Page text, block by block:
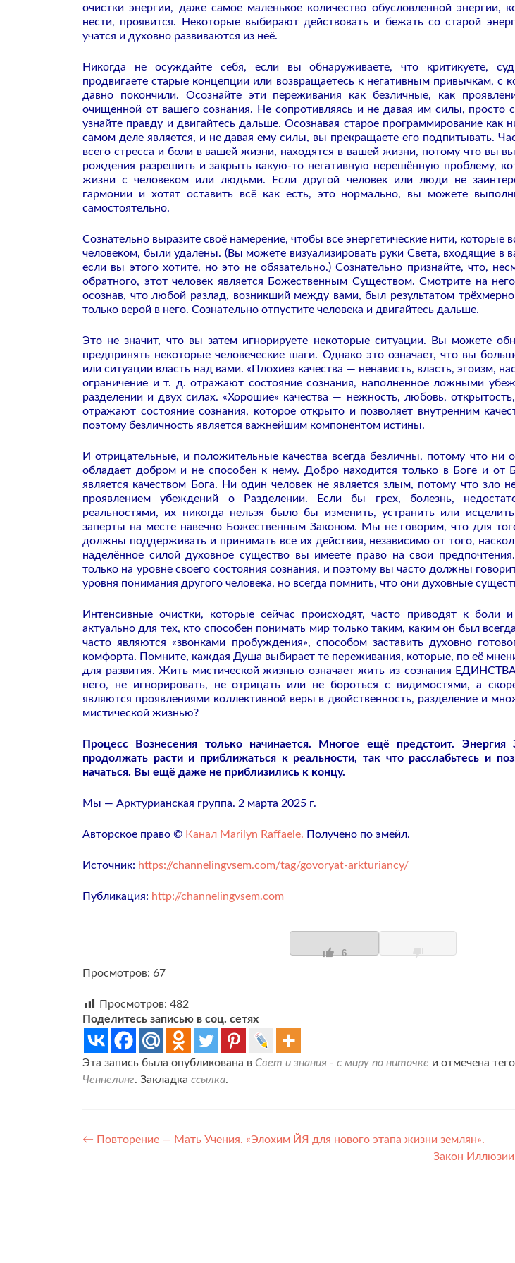
очистки энергии, даже самое маленькое количество обусловленной
нести, проявится. Некоторые выбирают действовать и бежать со старой
учатся и духовно развиваются из неё.
Никогда не осуждайте себя, если вы обнаруживаете, что критикуете,
продвигаете старые концепции или возвращаетесь к негативным привычкам, с
давно покончили. Осознайте эти переживания как безличные, как
очищенной от вашего сознания. Не сопротивляясь и не давая им силы, просто
узнайте правду и двигайтесь дальше. Осознавая старое программирование как
самом деле является, и не давая ему силы, вы прекращаете его подпитывать.
всего стресса и боли в вашей жизни, находятся в вашей жизни, потому что вы
рождения разрешить и закрыть какую-то негативную нерешённую проблему,
жизни с человеком или людьми. Если другой человек или люди не
гармонии и хотят оставить всё как есть, это нормально, вы можете
самостоятельно.
Сознательно выразите своё намерение, чтобы все энергетические нити, которые
человеком, были удалены. (Вы можете визуализировать руки Света, входящие в
если вы этого хотите, но это не обязательно.) Сознательно признайте, что,
обратного, этот человек является Божественным Существом. Смотрите на
осознав, что любой разлад, возникший между вами, был результатом
только верой в него. Сознательно отпустите человека и двигайтесь дальше.
Это не значит, что вы затем игнорируете некоторые ситуации. Вы можете
предпринять некоторые человеческие шаги. Однако это означает, что вы
или ситуации власть над вами. «Плохие» качества — ненависть, власть, эгоизм,
ограничение и т. д. отражают состояние сознания, наполненное ложными
разделении и двух силах. «Хорошие» качества — нежность, любовь,
отражают состояние сознания, которое открыто и позволяет внутренним
поэтому безличность является важнейшим компонентом истины.
И отрицательные, и положительные качества всегда безличны, потому что ни
обладает добром и не способен к нему. Добро находится только в Боге и
является качеством Бога. Ни один человек не является злым, потому что зло
проявлением убеждений о Разделении. Если бы грех, болезнь,
реальностями, их никогда нельзя было бы изменить, устранить или
заперты на месте навечно Божественным Законом. Мы не говорим, что для
должны поддерживать и принимать все их действия, независимо от того,
наделённое силой духовное существо вы имеете право на свои
только на уровне своего состояния сознания, и поэтому вы часто должны
уровня понимания другого человека, но всегда помнить, что они духовные
Интенсивные очистки, которые сейчас происходят, часто приводят к боли
актуально для тех, кто способен понимать мир только таким, каким он был
часто являются «звонками пробуждения», способом заставить духовно
комфорта. Помните, каждая Душа выбирает те переживания, которые, по её
для развития. Жить мистической жизнью означает жить из сознания
него, не игнорировать, не отрицать или не бороться с видимостями, а
являются проявлениями коллективной веры в двойственность, разделение и
мистической жизнью?
Процесс Вознесения только начинается. Многое ещё предстоит.
продолжать расти и приближаться к реальности, так что расслабьтесь и
начаться. Вы ещё даже не приблизились к концу.
Мы — Арктурианская группа. 2 марта 2025 г.
Авторское право © Канал Marilyn Raffaele. Получено по эмейл.
Источник: https://channelingvsem.com/tag/govoryat-arkturiancy/
Публикация: http://channelingvsem.com
6
Просмотров: 67
Просмотров: 482
Поделитесь записью в соц. сетях
Эта запись была опубликована в Свет и знания - с миру по ниточке и отмечена
Ченнелинг. Закладка ссылка.
Навигация
← Повторение — Мать Учения. «Элохим ЙЯ для нового этапа жизни землян».
Закон